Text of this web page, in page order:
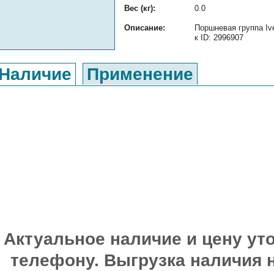
Вес (кг): 0.0
Описание:
Поршневая группа
к ID: 2996907
Применение
Актуальное наличие и цену
телефону. Выгрузка наличия